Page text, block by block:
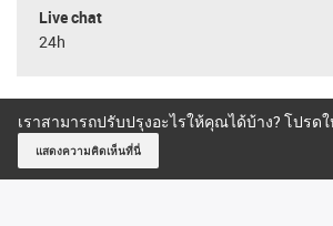
Live chat
24h
เราสามารถปรับปรุงอะไรให้คุณได้บ้าง? โปรด
แสดงความคิดเห็นที่นี่